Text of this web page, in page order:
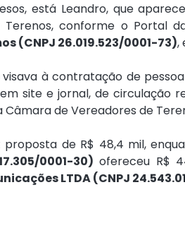
está Leandro, que
Terenos, conforme o Portal
(CNPJ 26.019.523/0001-73),
à contratação de
site e jornal, de circulação
Câmara de Vereadores de
proposta de R$ 48,4 mil,
0001-30)
LTDA (CNPJ